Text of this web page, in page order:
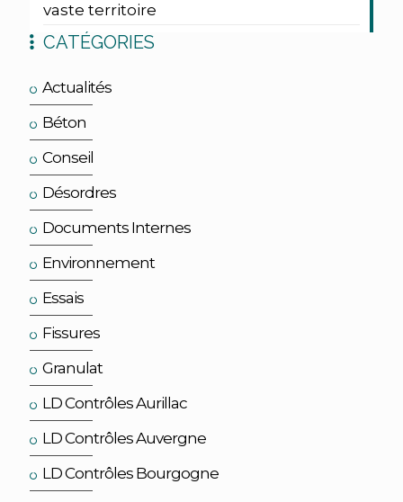
vaste territoire
CATÉGORIES
Actualités
Béton
Conseil
Désordres
Documents Internes
Environnement
Essais
Fissures
Granulat
LD Contrôles Aurillac
LD Contrôles Auvergne
LD Contrôles Bourgogne